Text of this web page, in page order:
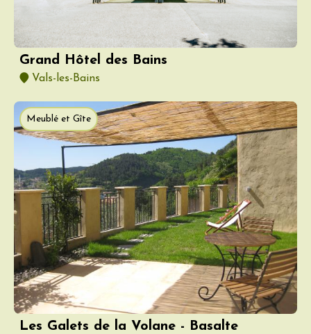
Grand Hôtel des Bains
Vals-les-Bains
Meublé et Gîte
Les Galets de la Volane - Basalte